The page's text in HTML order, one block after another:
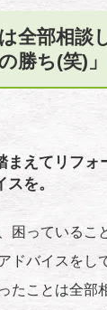
全部相談
勝ち(笑)」
まえてリフォ
を。
困っているこ
ドバイスをし
たことは全部